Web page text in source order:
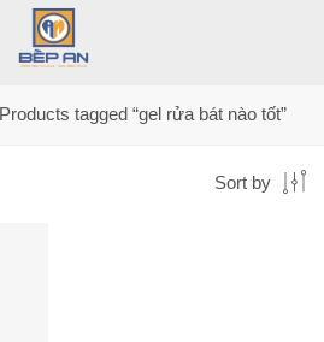
Products tagged “gel rửa bát nào tốt”
Sort by